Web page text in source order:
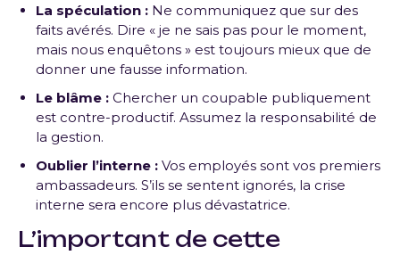
La spéculation : Ne communiquez que sur des
faits avérés. Dire « je ne sais pas pour le moment,
mais nous enquêtons » est toujours mieux que de
donner une fausse information.
Le blâme : Chercher un coupable publiquement
est contre-productif. Assumez la responsabilité de
la gestion.
Oublier l’interne : Vos employés sont vos premiers
ambassadeurs. S’ils se sentent ignorés, la crise
interne sera encore plus dévastatrice.
L’important de cette